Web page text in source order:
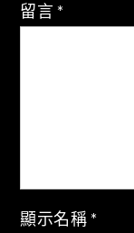
留言 *
顯示名稱 *